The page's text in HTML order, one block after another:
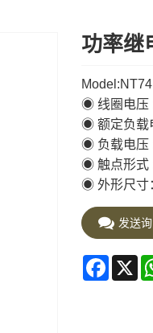
功率继
Model:NT74
◉ 线圈电压
◉ 额定负载
◉ 负载电压
◉ 触点形式
◉ 外形尺寸
发送
X